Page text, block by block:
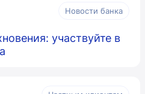
Новости банка
участвуйте в